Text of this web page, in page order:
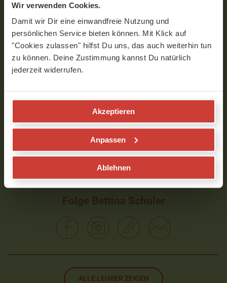
Wir verwenden Cookies.
Damit wir Dir eine einwandfreie Nutzung und
persönlichen Service bieten können. Mit Klick auf
"Cookies zulassen" hilfst Du uns, das auch weiterhin tun
zu können. Deine Zustimmung kannst Du natürlich
jederzeit widerrufen.
Akzeptieren
Anpassen
Ablehnen
0
11
minutes,
VIDEOS MIT BETTINA SCHULER
Folge Bettina Schuler
ALLE LEHRER ZEIGEN